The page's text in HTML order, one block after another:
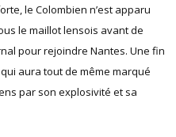
le Colombien n’est apparu
le maillot lensois avant de
pour rejoindre Nantes. Une fin
aura tout de même marqué
par son explosivité et sa